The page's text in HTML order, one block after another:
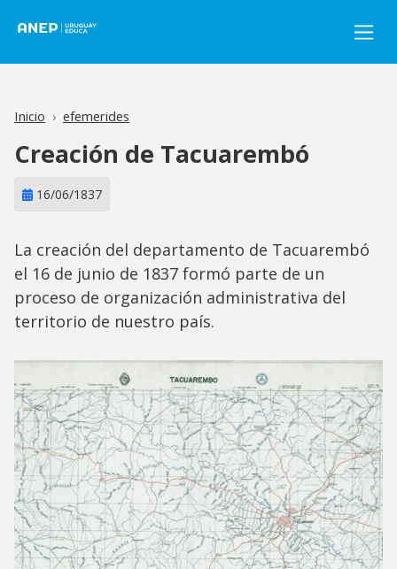
Inicio efemerides
Creación de Tacuarembó
16/06/1837
La creación del departamento de Tacuarembó
el 16 de junio de 1837 formó parte de un
proceso de organización administrativa del
territorio de nuestro país.